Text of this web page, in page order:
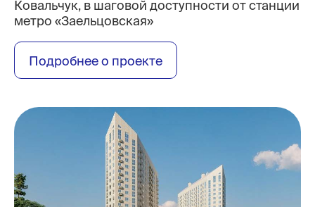
Ковальчук, в шаговой доступности от станции
метро «Заельцовская»
Подробнее о проекте